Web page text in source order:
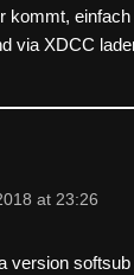
kommt,
via XDCC
at 23:26
version